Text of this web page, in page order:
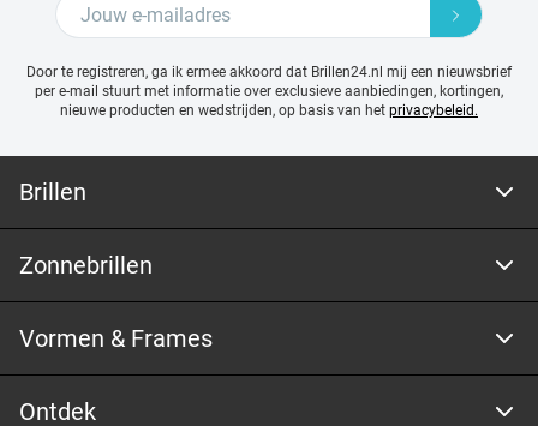
Door te registreren, ga ik ermee akkoord dat Brillen24.nl mij een nieuwsbrief
per e-mail stuurt met informatie over exclusieve aanbiedingen, kortingen,
nieuwe producten en wedstrijden, op basis van het privacybeleid.
Brillen
Zonnebrillen
Vormen & Frames
Ontdek